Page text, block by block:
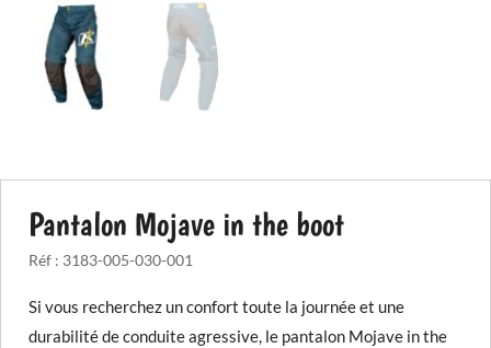
Pantalon Mojave in the boot
Réf : 3183-005-030-001
Si vous recherchez un confort toute la journée et une
durabilité de conduite agressive, le pantalon Mojave in the